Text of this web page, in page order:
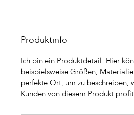
Produktinfo
Ich bin ein Produktdetail. Hier
beispielsweise Größen,
perfekte Ort, um zu beschreiben,
Kunden von diesem Produkt